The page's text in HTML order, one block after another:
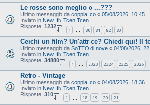
Le rosse sono meglio o ...???
Ultimo messaggio da coppia_co « 05/08/2026, 10:45
Inviato in New Ifix Tcen Tcen
Risposte: 1232
1 … 80 81 82 83
Cerchi un film? Un'attrice? Chiedi qui! Il
Ultimo messaggio da SoTTO di nove « 04/08/2026,
Inviato in New Ifix Tcen Tcen
Risposte: 34880
1 … 2323 2324 2325 2326
Retro - Vintage
Ultimo messaggio da coppia_co « 04/08/2026, 18:36
Inviato in New Ifix Tcen Tcen
Risposte: 310
1 18 19 20 21